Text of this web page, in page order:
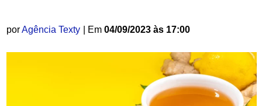
porAgência Texty | Em 04/09/2023 às 17:00